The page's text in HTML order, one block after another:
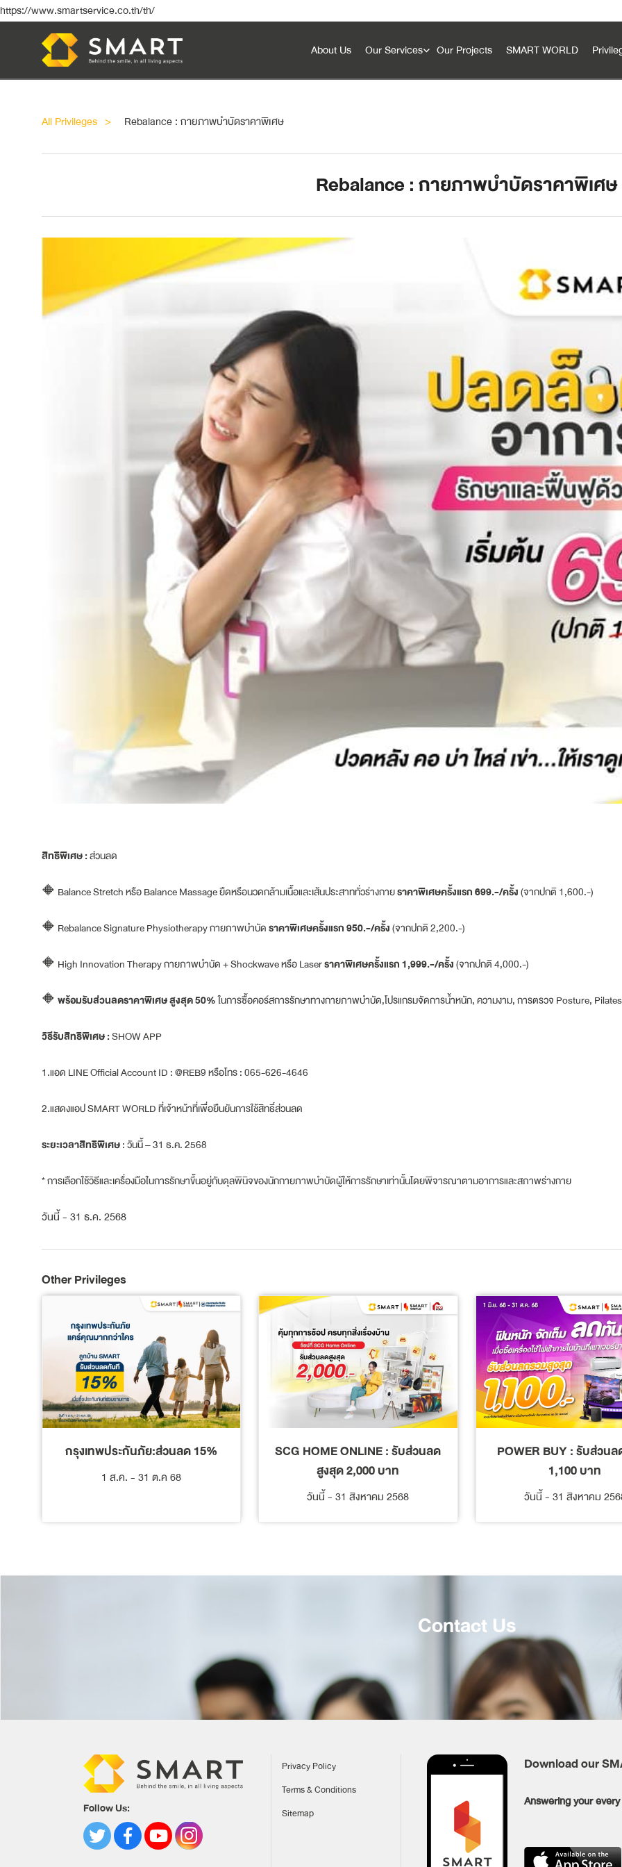
https://www.smartservice.co.th/th/
About Us Our Services
SMART Innovation
Our Projects SMART WORLD
All Privileges Rebalance : กายภาพบำบัดราคาพิเศษ
Rebalance : กายภาพบำบัดราคาพิเศษ
สิทธิพิเศษ :ส่วนลด
🔶 Balance Stretch หรือ Balance Massage ยืดหรือนวดกล้ามเนื้อและเส้นประสาททั่วร่างกายราคาพิเศษครั้งแรก 699.-/ครั้ง(จากปกติ 1,600.-)
🔶 Rebalance Signature Physiotherapy กายภาพบำบัดราคาพิเศษครั้งแรก 950.-/ครั้ง(จากปกติ 2,200.-)
🔶 High Innovation Therapy กายภาพบําบัด + Shockwave หรือ Laserราคาพิเศษครั้งแรก 1,999.-/ครั้ง(จากปกติ 4,000.-)
🔶 พร้อมรับส่วนลดราคาพิเศษ สูงสุด 50%ในการซื้อคอร์สการรักษาทางกายภาพบำบัด,โปรแกรมจัดการน้ำหนัก, ความงาม, การตรวจ Posture,
วิธีรับสิทธิพิเศษ :SHOW APP
1.แอด LINE Official Account ID : @REB9 หรือโทร : 065-626-4646
2.แสดงแอป SMART WORLD ที่เจ้าหน้าที่เพื่อยืนยันการใช้สิทธิ์ส่วนลด
ระยะเวลาสิทธิพิเศษ: วันนี้ – 31 ธ.ค. 2568
* การเลือกใช้วิธีและเครื่องมือในการรักษาขี้นอยู่กับดุลพินิจของนักกายภาพบำบัดผู้ให้การรักษาเท่านั้นโดยพิจารณาตามอาการและสภาพร่างกาย
วันนี้ - 31 ธ.ค. 2568
Other Privileges
กรุงเทพประกันภัย:ส่วนลด 15%
1 ส.ค. - 31 ต.ค 68
SCG HOME ONLINE : รับส่วนลด
สูงสุด 2,000 บาท
วันนี้ - 31 สิงหาคม 2568
POWER BUY : รับส่วน
1,100 บาท
วันนี้ - 31 สิงหาคม
Contact Us
Follow Us:
Privacy Policy
Terms & Conditions
Sitemap
Download our
Answering your